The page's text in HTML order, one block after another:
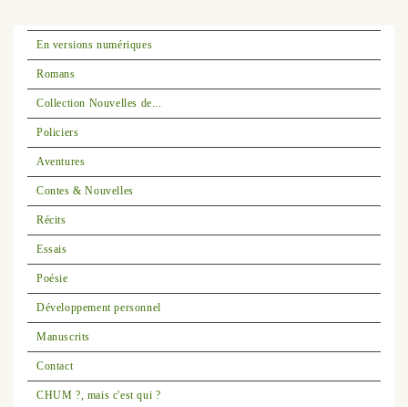
En versions numériques
Romans
Collection Nouvelles de...
Policiers
Aventures
Contes & Nouvelles
Récits
Essais
Poésie
Développement personnel
Manuscrits
Contact
CHUM ?, mais c'est qui ?